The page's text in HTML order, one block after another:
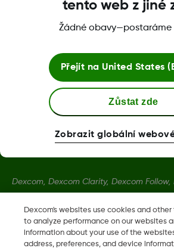
LBL016375 Rev001
Podmínky a Zásady
Další informace
Dexcom, Dexcom Clarity, Dexcom Follow,
registrované ochranné známky ve
být registrovány v jiných zemích.
Dexcom's websites use cookies and
to analyze performance on our websites
information about your use of the
address, preferences, and device
tento web z jiné
Žádné obavy—postaráme
Přejít na United States
Zůstat zde
Zobrazit globální